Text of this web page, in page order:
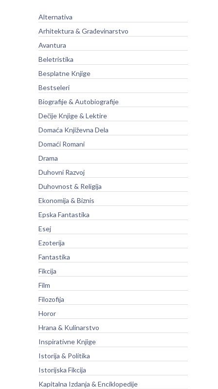
Alternativa
Arhitektura & Građevinarstvo
Avantura
Beletristika
Besplatne Knjige
Bestseleri
Biografije & Autobiografije
Dečije Knjige & Lektire
Domaća Književna Dela
Domaći Romani
Drama
Duhovni Razvoj
Duhovnost & Religija
Ekonomija & Biznis
Epska Fantastika
Esej
Ezoterija
Fantastika
Fikcija
Film
Filozofija
Horor
Hrana & Kulinarstvo
Inspirativne Knjige
Istorija & Politika
Istorijska Fikcija
Kapitalna Izdanja & Enciklopedije